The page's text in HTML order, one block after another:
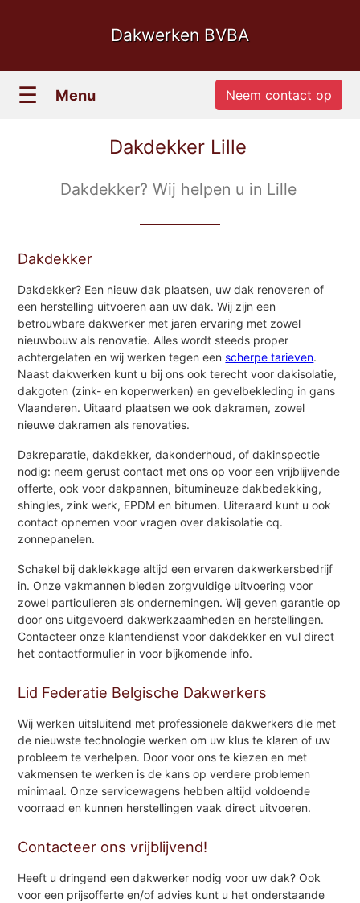
Dakwerken BVBA
☰ Menu Neem contact op
Dakdekker Lille
Dakdekker? Wij helpen u in Lille
Dakdekker
Dakdekker? Een nieuw dak plaatsen, uw dak renoveren of
een herstelling uitvoeren aan uw dak. Wij zijn een
betrouwbare dakwerker met jaren ervaring met zowel
nieuwbouw als renovatie. Alles wordt steeds proper
achtergelaten en wij werken tegen eenscherpe tarieven.
Naast dakwerken kunt u bij ons ook terecht voor dakisolatie,
dakgoten (zink- en koperwerken) en gevelbekleding in gans
Vlaanderen. Uitaard plaatsen we ook dakramen, zowel
nieuwe dakramen als renovaties.
Dakreparatie, dakdekker, dakonderhoud, of dakinspectie
nodig: neem gerust contact met ons op voor een vrijblijvende
offerte, ook voor dakpannen, bitumineuze dakbedekking,
shingles, zink werk, EPDM en bitumen. Uiteraard kunt u ook
contact opnemen voor vragen over dakisolatie cq.
zonnepanelen.
Schakel bij daklekkage altijd een ervaren dakwerkersbedrijf
in. Onze vakmannen bieden zorgvuldige uitvoering voor
zowel particulieren als ondernemingen. Wij geven garantie op
door ons uitgevoerd dakwerkzaamheden en herstellingen.
Contacteer onze klantendienst voor dakdekker en vul direct
het contactformulier in voor bijkomende info.
Lid Federatie Belgische Dakwerkers
Wij werken uitsluitend met professionele dakwerkers die met
de nieuwste technologie werken om uw klus te klaren of uw
probleem te verhelpen. Door voor ons te kiezen en met
vakmensen te werken is de kans op verdere problemen
minimaal. Onze servicewagens hebben altijd voldoende
voorraad en kunnen herstellingen vaak direct uitvoeren.
Contacteer ons vrijblijvend!
Heeft u dringend een dakwerker nodig voor uw dak? Ook
voor een prijsofferte en/of advies kunt u het onderstaande